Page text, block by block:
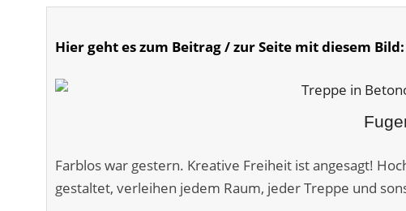
Hier geht es zum Beitrag / zur Seite mit diesem Bild:
Farblos war gestern. Kreative Freiheit ist angesagt!
gestaltet, verleihen jedem Raum, jeder Treppe und